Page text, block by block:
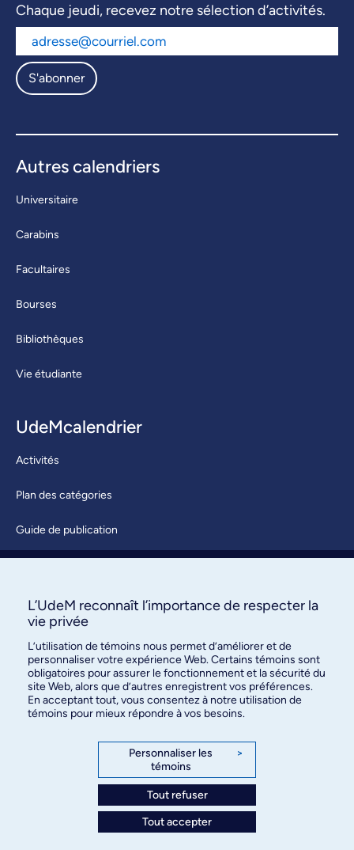
Chaque jeudi, recevez notre sélection d’activités.
S'abonner
Autres calendriers
Universitaire
Carabins
Facultaires
Bourses
Bibliothèques
Vie étudiante
UdeMcalendrier
Activités
Plan des catégories
Guide de publication
À propos / Nous joindre
Bureau des communications et
des relations publiques
3744, rue Jean-Brillant, bureau 490
Montréal (Québec) H3T 1P1
L’UdeM reconnaît l’importance de respecter la
vie privée
L’utilisation de témoins nous permet d’améliorer et de
personnaliser votre expérience Web. Certains témoins sont
obligatoires pour assurer le fonctionnement et la sécurité du
site Web, alors que d’autres enregistrent vos préférences.
En acceptant tout, vous consentez à notre utilisation de
témoins pour mieux répondre à vos besoins.
Personnaliser les
témoins
>
Tout refuser
Tout accepter